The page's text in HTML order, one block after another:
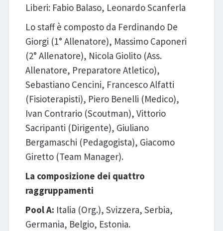
Liberi: Fabio Balaso, Leonardo Scanferla
Lo staff è composto da Ferdinando De
Giorgi (1° Allenatore), Massimo Caponeri
(2° Allenatore), Nicola Giolito (Ass.
Allenatore, Preparatore Atletico),
Sebastiano Cencini, Francesco Alfatti
(Fisioterapisti), Piero Benelli (Medico),
Ivan Contrario (Scoutman), Vittorio
Sacripanti (Dirigente), Giuliano
Bergamaschi (Pedagogista), Giacomo
Giretto (Team Manager).
La composizione dei quattro
raggruppamenti
Pool A: Italia (Org.), Svizzera, Serbia,
Germania, Belgio, Estonia.